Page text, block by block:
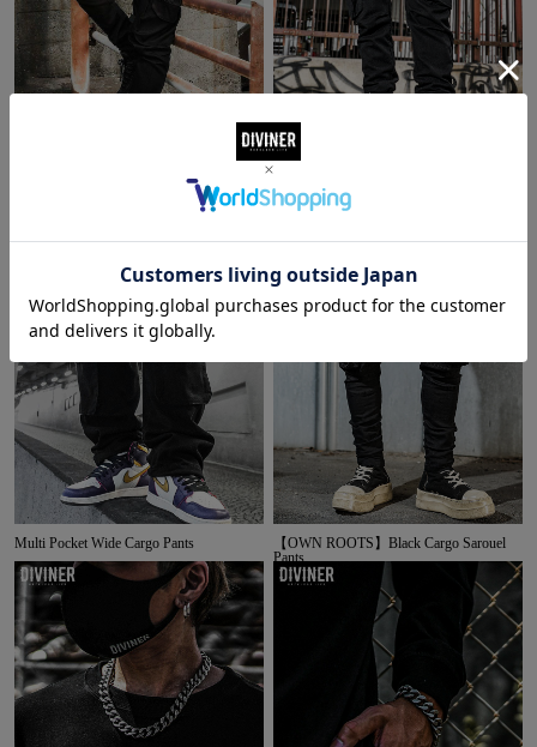
【OWN ROOTS】Black Cargo Jogger
【OWN ROOTS】Black Cargo Jogger
Multi Pocket Wide Cargo Pants
【OWN ROOTS】Black Cargo Sarouel
Pants